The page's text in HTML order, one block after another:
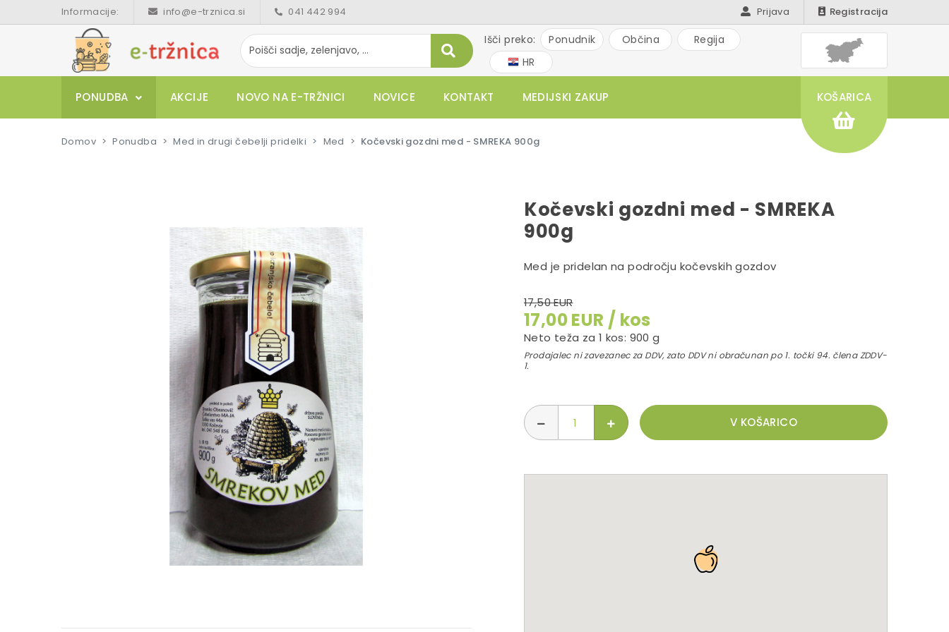
Informacije: info@e-trznica.si 041 442 994 Prijava Registracija
Išči preko: Ponudnik Občina
Regija
HR
PONUDBA AKCIJE NOVO NA E-TRŽNICI NOVICE KONTAKT MEDIJSKI ZAKUP KOŠARICA
Domov Ponudba Med in drugi čebelji pridelki Med Kočevski gozdni med - SMREKA 900g
Kočevski gozdni med - SMREKA
900g
Med je pridelan na področju kočevskih gozdov
17,50 EUR
17,00 EUR / kos
Neto teža za 1 kos: 900 g
Prodajalec ni zavezanec za DDV, zato DDV ni obračunan po 1. točki 94. člena ZDDV-
1.
V KOŠARICO